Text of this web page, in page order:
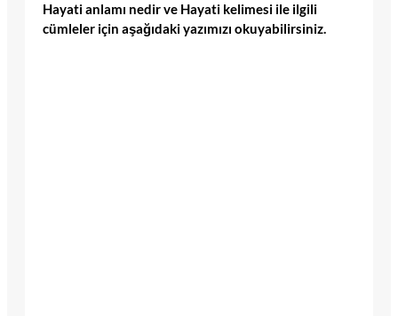
Hayati anlamı nedir ve Hayati kelimesi ile ilgili
cümleler için aşağıdaki yazımızı okuyabilirsiniz.